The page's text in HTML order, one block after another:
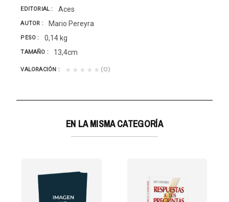
EDITORIAL Aces
AUTOR Mario Pereyra
PESO 0,14 kg
TAMAÑO 13,4cm
VALORACIÓN ★★★★★ (0)
EN LA MISMA CATEGORÍA